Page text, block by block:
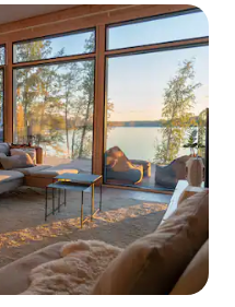
appréciés